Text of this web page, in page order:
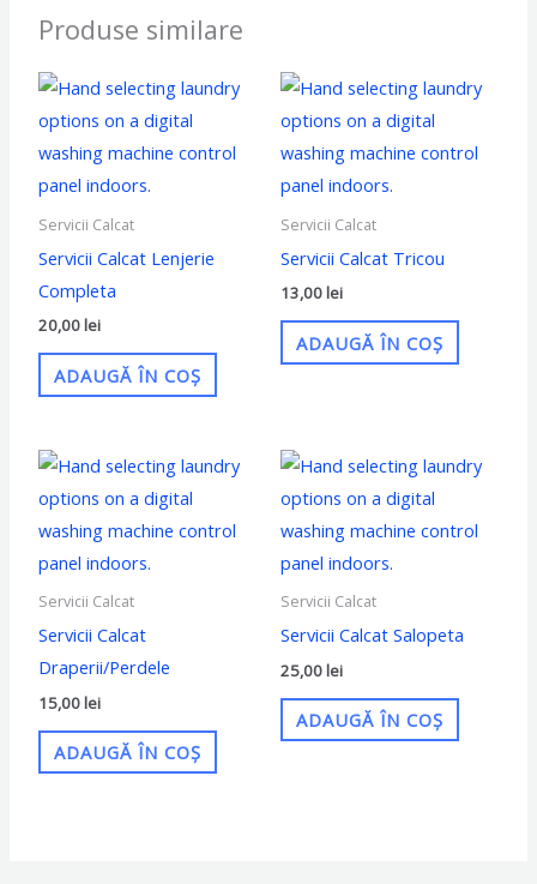
Produse similare
Servicii Calcat
Servicii Calcat Lenjerie
Completa
20,00 lei
ADAUGĂ ÎN COȘ
Servicii Calcat
Servicii Calcat Tricou
13,00 lei
ADAUGĂ ÎN COȘ
Servicii Calcat
Servicii Calcat
Draperii/Perdele
15,00lei
ADAUGĂ ÎN COȘ
Servicii Calcat
Servicii Calcat Salopeta
25,00lei
ADAUGĂ ÎN COȘ